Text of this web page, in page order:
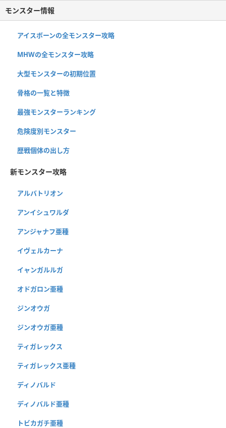
モンスター情報
アイスボーンの全モンスター攻略
MHWの全モンスター攻略
大型モンスターの初期位置
骨格の一覧と特徴
最強モンスターランキング
危険度別モンスター
歴戦個体の出し方
新モンスター攻略
アルバトリオン
アンイシュワルダ
アンジャナフ亜種
イヴェルカーナ
イャンガルルガ
オドガロン亜種
ジンオウガ
ジンオウガ亜種
ティガレックス
ティガレックス亜種
ディノバルド
ディノバルド亜種
トビカガチ亜種